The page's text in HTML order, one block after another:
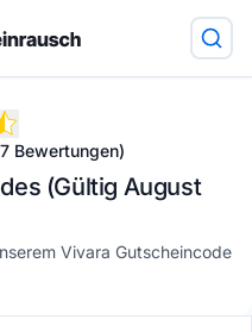
Bewertungen)
(Gültig August
Vivara Gutscheincode